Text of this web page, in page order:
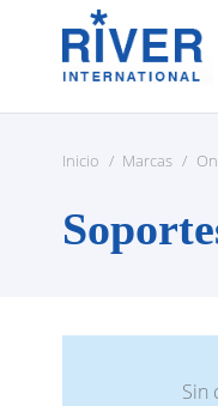
Inicio / Marcas /
Sin